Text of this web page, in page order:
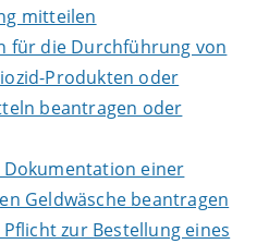
mitteilen
für die Durchführung von
Produkten oder
beantragen oder
einer
Geldwäsche beantragen
zur Bestellung eines